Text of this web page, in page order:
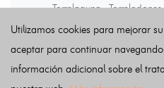
Torrelaguna
Torrelodones
Torres de la Alameda
Tres
Valdelaguna
Valdemanco
Valdemoro
Valdeolmos-
Utilizamos cookies para mejorar
aceptar para continuar
información adicional sobre el